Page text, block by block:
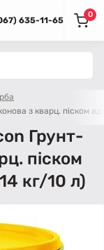
635-11-65
0
з кварц. піском
Грунт-
піском
кг/10 л)